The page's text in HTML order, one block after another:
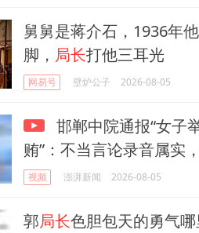
舅舅是蒋介石，1936年
脚， 局长打他三耳光
网易号 壁炉公子 2026-08-05
邯郸中院通报“女子
贿”：不当言论录音属实
视频 澎湃新闻 2026-08-05
郭局长色胆包天的勇气哪